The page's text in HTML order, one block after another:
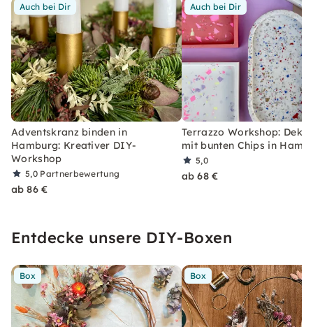
Auch bei Dir
Adventskranz binden in
Hamburg: Kreativer DIY-
Workshop
5,0 Partnerbewertung
ab 86 €
Auch bei Dir
Terrazzo Workshop: Deko
mit bunten Chips in
5,0
ab 68 €
Entdecke unsere DIY-Boxen
Box Box